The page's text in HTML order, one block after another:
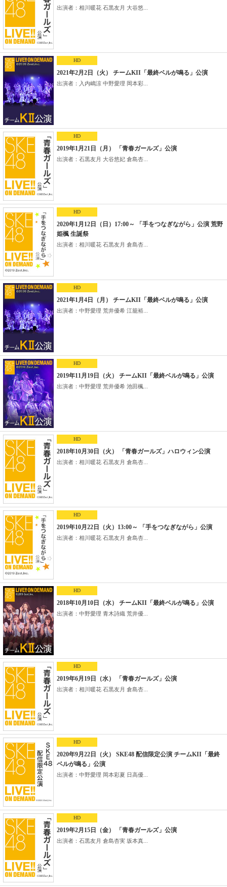
出演者：相川暖花 石黒友月 大谷悠...
HD
2021年2月2日（火） チームKII「最終ベルが鳴る」公演
出演者：入内嶋涼 中野愛理 岡本彩...
HD
2019年1月21日（月） 「青春ガールズ」公演
出演者：石黒友月 大谷悠妃 倉島杏...
HD
2020年1月12日（日）17:00～ 「手をつなぎながら」公演 荒野
姫楓 生誕祭
出演者：相川暖花 石黒友月 倉島杏...
HD
2021年1月4日（月） チームKII「最終ベルが鳴る」公演
出演者：中野愛理 荒井優希 江籠裕...
HD
2019年11月19日（火） チームKII「最終ベルが鳴る」公演
出演者：中野愛理 荒井優希 池田楓...
HD
2018年10月30日（火） 「青春ガールズ」ハロウィン公演
出演者：相川暖花 石黒友月 倉島杏...
HD
2019年10月22日（火）13:00～ 「手をつなぎながら」公演
出演者：相川暖花 石黒友月 倉島杏...
HD
2018年10月10日（水） チームKII「最終ベルが鳴る」公演
出演者：中野愛理 青木詩織 荒井優...
HD
2019年6月19日（水） 「青春ガールズ」公演
出演者：相川暖花 石黒友月 倉島杏...
HD
2020年9月22日（火） SKE48 配信限定公演 チームKII「最終
ベルが鳴る」公演
出演者：中野愛理 岡本彩夏 日高優...
HD
2019年2月15日（金） 「青春ガールズ」公演
出演者：石黒友月 倉島杏実 坂本真...